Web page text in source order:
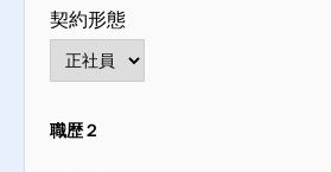
契約形態
職歴２